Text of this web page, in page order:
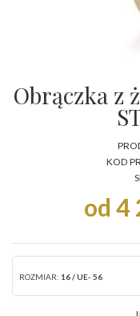
Obrączka z
KOD
od 4
ROZMIAR: 16 / UE- 56